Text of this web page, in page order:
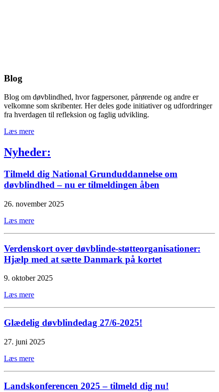
Blog
Blog om døvblindhed, hvor fagpersoner, pårørende og andre er
velkomne som skribenter. Her deles gode initiativer og udfordringer
fra hverdagen til refleksion og faglig udvikling.
Læs mere
Nyheder:
Tilmeld dig National Grunduddannelse om
døvblindhed – nu er tilmeldingen åben
26. november 2025
Læs mere
Verdenskort over døvblinde-støtteorganisationer:
Hjælp med at sætte Danmark på kortet
9. oktober 2025
Læs mere
Glædelig døvblindedag 27/6-2025!
27. juni 2025
Læs mere
Landskonferencen 2025 – tilmeld dig nu!